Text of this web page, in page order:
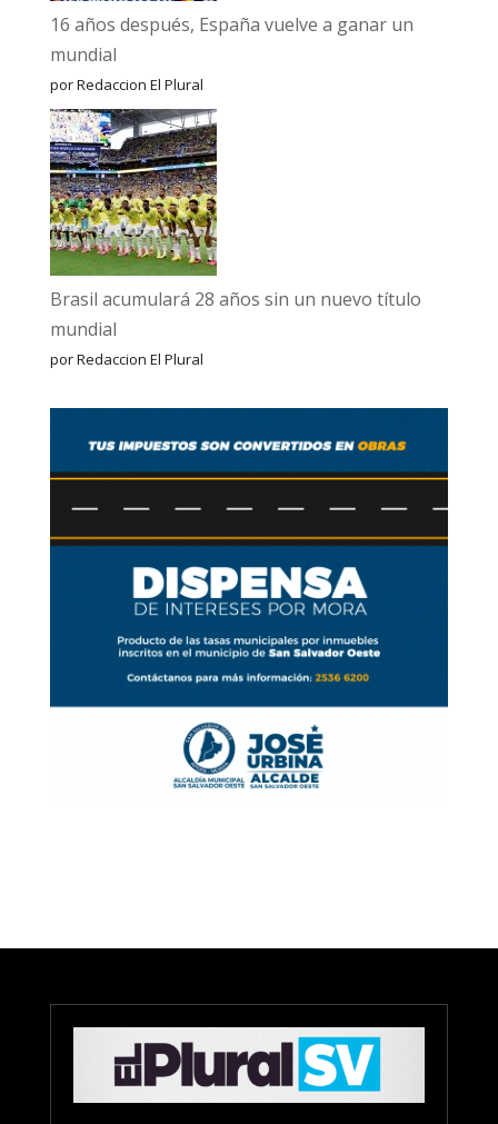
16 años después, España vuelve a ganar un
mundial
por Redaccion El Plural
Brasil acumulará 28 años sin un nuevo título
mundial
por Redaccion El Plural